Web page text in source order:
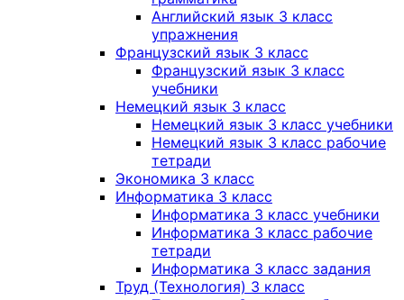
Английский язык 3 класс
упражнения
Французский язык 3 класс
Французский язык 3 класс
учебники
Немецкий язык 3 класс
Немецкий язык 3 класс учебники
Немецкий язык 3 класс рабочие
тетради
Экономика 3 класс
Информатика 3 класс
Информатика 3 класс учебники
Информатика 3 класс рабочие
тетради
Информатика 3 класс задания
Труд (Технология) 3 класс